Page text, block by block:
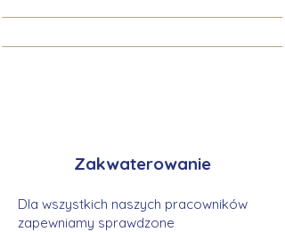
Zakwaterowanie
Dla wszystkich naszych pracowników
zapewniamy sprawdzone